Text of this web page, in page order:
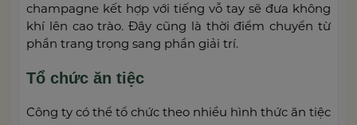
champagne kết hợp với tiếng vỗ tay sẽ đưa không
khí lên cao trào. Đây cũng là thời điểm chuyển từ
phần trang trọng sang phần giải trí.
Tổ chức ăn tiệc
Công ty có thể tổ chức theo nhiều hình thức ăn tiệc